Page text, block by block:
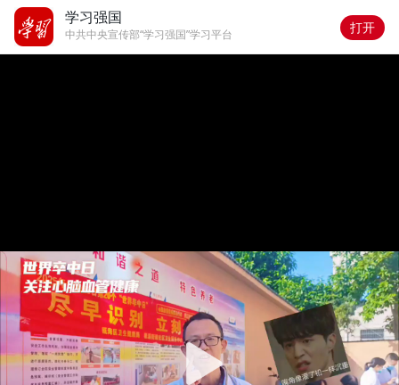
学习强国
中共中央宣传部“学习强国”学习平台 打开